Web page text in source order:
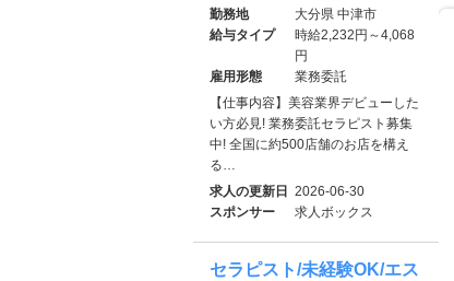
勤務地
大分県 中津市
給与タイプ
時給2,232円～4,068
円
雇用形態
業務委託
【仕事内容】美容業界デビューした
い方必見! 業務委託セラピスト募集
中! 全国に約500店舗のお店を構え
る…
求人の更新日 2026-06-30
スポンサー
求人ボックス
セラピスト/未経験OK/エス